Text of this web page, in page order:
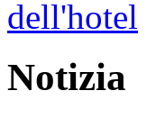
Notizia